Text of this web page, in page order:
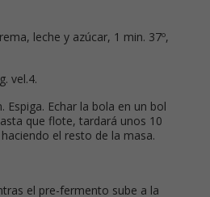
leche y azúcar, 1 min. 37º,
vel.4.
Espiga. Echar la bola en un bol
que flote, tardará unos 10
el resto de la masa.
el pre-fermento sube a la